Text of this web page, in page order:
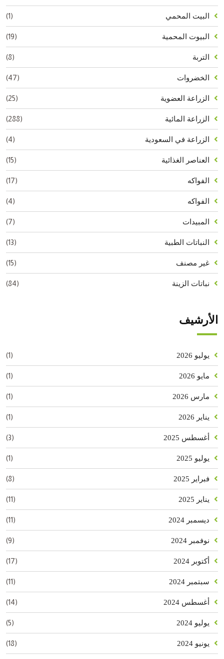
البيت المحمي (1)
البيوت المحمية (19)
التربة (8)
الخضروات (47)
الزراعة العضوية (25)
الزراعة المائية (288)
الزراعة في السعودية (4)
العناصر الغذائية (15)
الفواكه (17)
الفواكه (4)
المبيدات (7)
النباتات الطبية (13)
غير مصنف (15)
نباتات الزينة (84)
الأرشيف
يوليو 2026 (1)
مايو 2026 (1)
مارس 2026 (1)
يناير 2026 (1)
أغسطس 2025 (3)
يوليو 2025 (1)
فبراير 2025 (8)
يناير 2025 (11)
ديسمبر 2024 (11)
نوفمبر 2024 (9)
أكتوبر 2024 (17)
سبتمبر 2024 (11)
أغسطس 2024 (14)
يوليو 2024 (5)
يونيو 2024 (18)